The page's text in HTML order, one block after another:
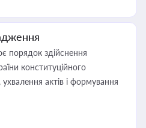
порядок здійснення
конституційного
актів і формування